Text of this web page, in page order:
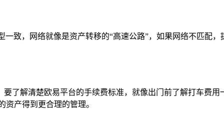
致，网络就像是资产转移的“高速公路”，如果网络不匹配
了解清楚欧易平台的手续费标准，就像出门前了解打车费
产得到更合理的管理。